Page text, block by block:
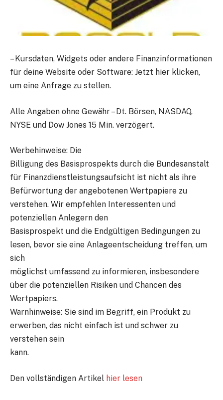
–Kursdaten, Widgets oder andere Finanzinformationen
für deine Website oder Software: Jetzt hier klicken,
um eine Anfrage zu stellen.
Alle Angaben ohne Gewähr – Dt. Börsen, NASDAQ,
NYSE und Dow Jones 15 Min. verzögert.
Werbehinweise: Die
Billigung des Basisprospekts durch die Bundesanstalt
für Finanzdienstleistungsaufsicht ist nicht als ihre
Befürwortung der angebotenen Wertpapiere zu
verstehen. Wir empfehlen Interessenten und
potenziellen Anlegern den
Basisprospekt und die Endgültigen Bedingungen zu
lesen, bevor sie eine Anlageentscheidung treffen, um
sich
möglichst umfassend zu informieren, insbesondere
über die potenziellen Risiken und Chancen des
Wertpapiers.
Warnhinweise: Sie sind im Begriff, ein Produkt zu
erwerben, das nicht einfach ist und schwer zu
verstehen sein
kann.
Den vollständigen Artikel hier lesen